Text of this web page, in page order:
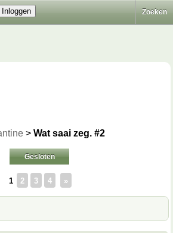
Zoeken
> Wat saai zeg. #2
Gesloten
1 2 3 4 »